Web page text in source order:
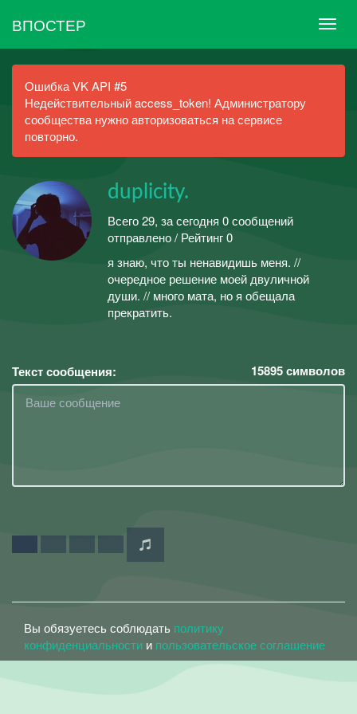
ВПОСТЕР
Ошибка VK API #5
Недействительный access_token! Администратору
сообщества нужно авторизоваться на сервисе
повторно.
duplicity.
Всего 29, за сегодня 0 сообщений
отправлено / Рейтинг 0
я знаю, что ты ненавидишь меня. //
очередное решение моей двуличной
души. // много мата, но я обещала
прекратить.
Текст сообщения: 15895символов
Вы обязуетесь соблюдать политику
конфиденциальности и пользовательское соглашение